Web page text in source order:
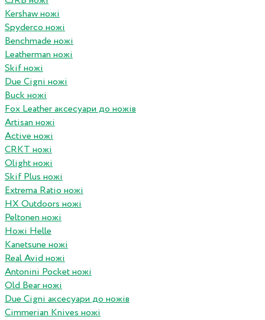
Kershaw ножі
Spyderco ножі
Benchmade ножі
Leatherman ножі
Skif ножі
Due Cigni ножі
Buck ножі
Fox Leather аксесуари до ножів
Artisan ножі
Active ножі
CRKT ножі
Olight ножі
Skif Plus ножі
Extrema Ratio ножі
HX Outdoors ножі
Peltonen ножі
Ножі Helle
Kanetsune ножі
Real Avid ножі
Antonini Pocket ножі
Old Bear ножі
Due Cigni аксесуари до ножів
Cimmerian Knives ножі